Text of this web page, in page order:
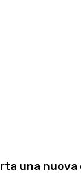
una nuova